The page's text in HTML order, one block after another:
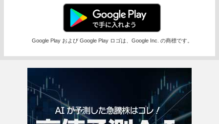
Google Play および Google Play ロゴは、Google Inc. の商標です。